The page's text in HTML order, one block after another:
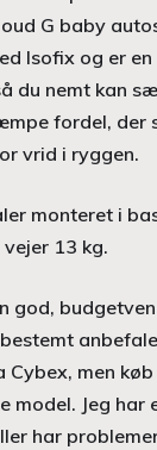
G baby
Isofix og er
du nemt kan
fordel, der
vrid i ryggen.
monteret i
13 kg.
god,
Cybex, men
model. Jeg har
har